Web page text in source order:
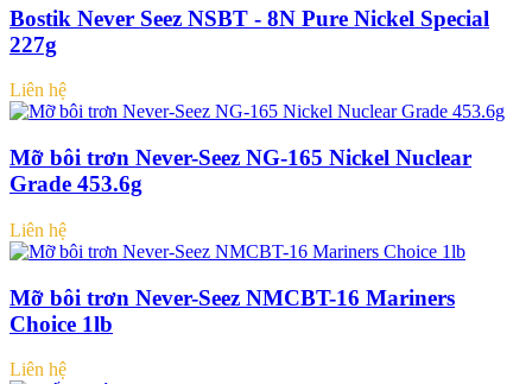
Bostik Never Seez NSBT - 8N Pure Nickel Special
227g
Liên hệ
Mỡ bôi trơn Never-Seez NG-165 Nickel Nuclear
Grade 453.6g
Liên hệ
Mỡ bôi trơn Never-Seez NMCBT-16 Mariners
Choice 1lb
Liên hệ